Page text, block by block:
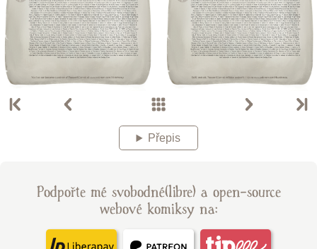
Přepis
Podpořte mé svobodné(libre) a open-source
webové komiksy na: